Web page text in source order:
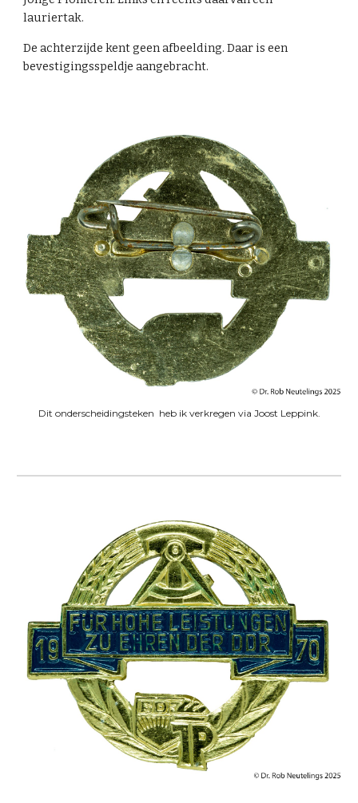
lauriertak.
De achterzijde kent geen afbeelding. Daar is een
bevestigingsspeldje aangebracht.
Dit onderscheidingsteken heb ik verkregen via Joost Leppink.